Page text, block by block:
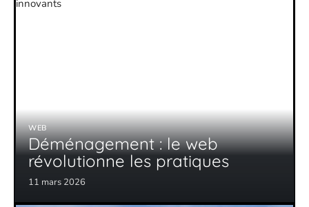
WEB
Déménagement : le web
révolutionne les pratiques
11 mars 2026